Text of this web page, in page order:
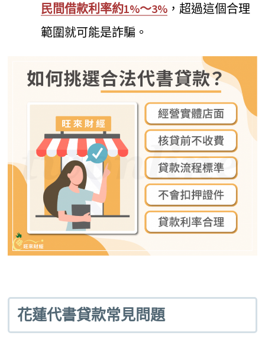
民間借款利率約1%～3% ，超過這個合理
範圍就可能是詐騙。
花蓮代書貸款常見問題